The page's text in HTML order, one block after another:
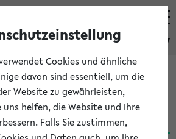
eKVV
im eKVV
Cookies und ähnliche
davon sind essentiell, um die
Website zu gewährleisten,
helfen, die Website und Ihre
Falls Sie zustimmen,